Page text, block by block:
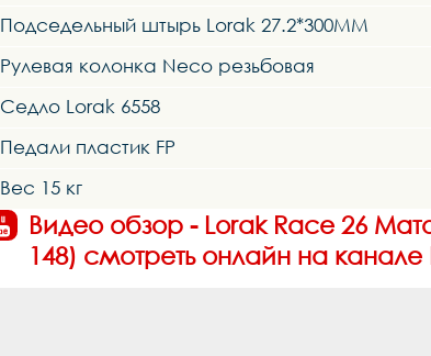
Подседельный штырь Lorak 27.2*300MM
Рулевая колонка Neco резьбовая
Седло Lorak 6558
Педали пластик FP
Вес 15 кг
Видео обзор - Lorak Race 26
148) смотреть онлайн на